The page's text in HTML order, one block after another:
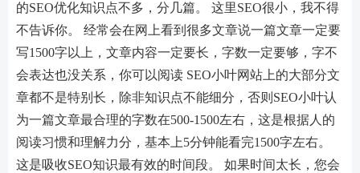
的SEO优化知识点不多，分几篇。 这里SEO很小，我不得
不告诉你。 经常会在网上看到很多文章说一篇文章一定要
写1500字以上，文章内容一定要长，字数一定要够，字不
会表达也没关系，你可以阅读 SEO小叶网站上的大部分文
章都不是特别长，除非知识点不能细分，否则SEO小叶认
为一篇文章最合理的字数在500-1500左右，这是根据人的
阅读习惯和理解力分，基本上5分钟能看完1500字左右。
这是吸收SEO知识最有效的时间段。 如果时间太长，您会